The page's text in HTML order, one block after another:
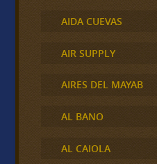
AIDA CUEVAS
AIR SUPPLY
AIRES DEL MAYAB
AL BANO
AL CAIOLA